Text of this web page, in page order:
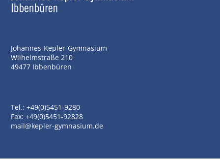
Johannes-Kepler-Gymnasium
Wilhelmstraße 210
49477 Ibbenbüren
Tel.: +49(0)5451-9280
Fax: +49(0)5451-92828
mail@kepler-gymnasium.de